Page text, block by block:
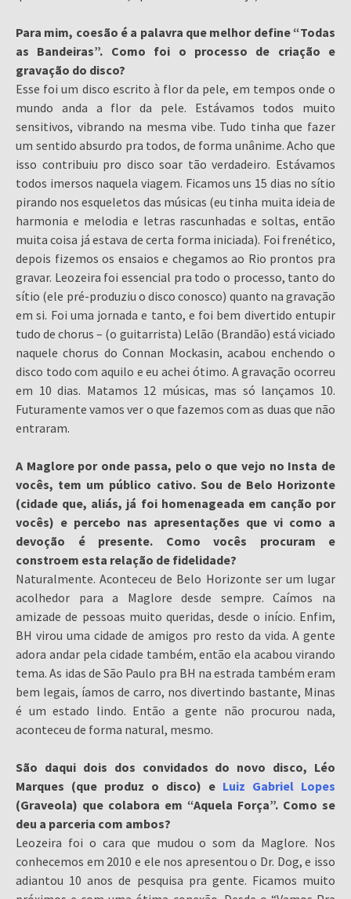
Para mim, coesão é a palavra que melhor define “Todas
as Bandeiras”. Como foi o processo de criação e
gravação do disco?
Esse foi um disco escrito à flor da pele, em tempos onde o
mundo anda a flor da pele. Estávamos todos muito
sensitivos, vibrando na mesma vibe. Tudo tinha que fazer
um sentido absurdo pra todos, de forma unânime. Acho que
isso contribuiu pro disco soar tão verdadeiro. Estávamos
todos imersos naquela viagem. Ficamos uns 15 dias no sítio
pirando nos esqueletos das músicas (eu tinha muita ideia de
harmonia e melodia e letras rascunhadas e soltas, então
muita coisa já estava de certa forma iniciada). Foi frenético,
depois fizemos os ensaios e chegamos ao Rio prontos pra
gravar. Leozeira foi essencial pra todo o processo, tanto do
sítio (ele pré-produziu o disco conosco) quanto na gravação
em si. Foi uma jornada e tanto, e foi bem divertido entupir
tudo de chorus – (o guitarrista) Lelão (Brandão) está viciado
naquele chorus do Connan Mockasin, acabou enchendo o
disco todo com aquilo e eu achei ótimo. A gravação ocorreu
em 10 dias. Matamos 12 músicas, mas só lançamos 10.
Futuramente vamos ver o que fazemos com as duas que não
entraram.
A Maglore por onde passa, pelo o que vejo no Insta de
vocês, tem um público cativo. Sou de Belo Horizonte
(cidade que, aliás, já foi homenageada em canção por
vocês) e percebo nas apresentações que vi como a
devoção é presente. Como vocês procuram e
constroem esta relação de fidelidade?
Naturalmente. Aconteceu de Belo Horizonte ser um lugar
acolhedor para a Maglore desde sempre. Caímos na
amizade de pessoas muito queridas, desde o início. Enfim,
BH virou uma cidade de amigos pro resto da vida. A gente
adora andar pela cidade também, então ela acabou virando
tema. As idas de São Paulo pra BH na estrada também eram
bem legais, íamos de carro, nos divertindo bastante, Minas
é um estado lindo. Então a gente não procurou nada,
aconteceu de forma natural, mesmo.
São daqui dois dos convidados do novo disco, Léo
Marques (que produz o disco) e Luiz Gabriel Lopes
(Graveola) que colabora em “Aquela Força”. Como se
deu a parceria com ambos?
Leozeira foi o cara que mudou o som da Maglore. Nos
conhecemos em 2010 e ele nos apresentou o Dr. Dog, e isso
adiantou 10 anos de pesquisa pra gente. Ficamos muito